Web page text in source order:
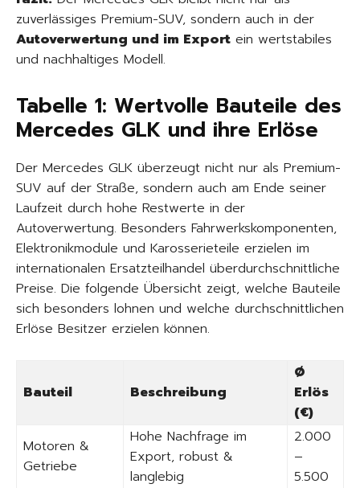
zuverlässiges Premium-SUV, sondern auch in der
Autoverwertung und im Export ein wertstabiles
und nachhaltiges Modell.
Tabelle 1: Wertvolle Bauteile des
Mercedes GLK und ihre Erlöse
Der Mercedes GLK überzeugt nicht nur als Premium-
SUV auf der Straße, sondern auch am Ende seiner
Laufzeit durch hohe Restwerte in der
Autoverwertung. Besonders Fahrwerkskomponenten,
Elektronikmodule und Karosserieteile erzielen im
internationalen Ersatzteilhandel überdurchschnittliche
Preise. Die folgende Übersicht zeigt, welche Bauteile
sich besonders lohnen und welche durchschnittlichen
Erlöse Besitzer erzielen können.
Bauteil Beschreibung
Ø
Erlös
(€)
Motoren &
Getriebe
Hohe Nachfrage im
Export, robust &
langlebig
2.000
–
5.500